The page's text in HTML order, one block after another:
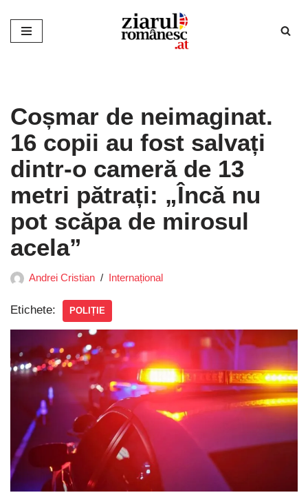
Sari
Coșmar de neimaginat.
16 copii au fost salvați
dintr-o cameră de 13
metri pătrați: „Încă nu
pot scăpa de mirosul
acela”
Andrei Cristian Internațional
Etichete: POLIȚIE